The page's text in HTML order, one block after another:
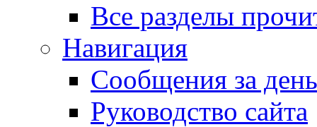
Все разделы
Навигация
Сообщения за день
Руководство сайта